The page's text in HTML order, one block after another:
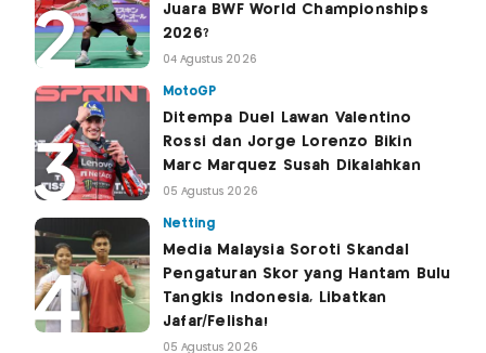
Juara BWF World Championships
2026?
04 Agustus 2026
MotoGP
Ditempa Duel Lawan Valentino
Rossi dan Jorge Lorenzo Bikin
Marc Marquez Susah Dikalahkan
05 Agustus 2026
Netting
Media Malaysia Soroti Skandal
Pengaturan Skor yang Hantam Bulu
Tangkis Indonesia, Libatkan
Jafar/Felisha!
05 Agustus 2026